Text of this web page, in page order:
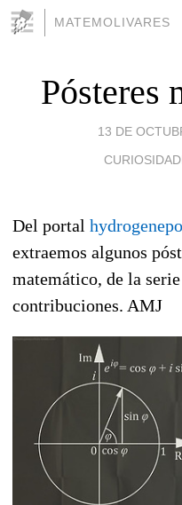
MATEMOLIVARES
Pósteres
13 DE
Del portal
extraemos algunos
matemático, de la
contribuciones. AMJ